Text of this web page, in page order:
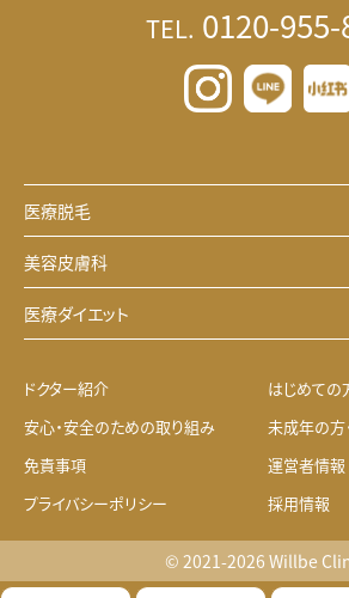
TEL. 0120-
医療脱毛
美容皮膚科
医療ダイエット
ドクター紹介
はじめての
安心・安全のための取り組み
未成年の方
免責事項
運営者情報
プライバシーポリシー
採用情報
© 2021-2026 Willbe